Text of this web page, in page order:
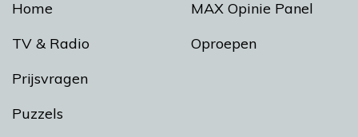
Home
TV & Radio
Prijsvragen
Puzzels
MAX Opinie Panel
Oproepen